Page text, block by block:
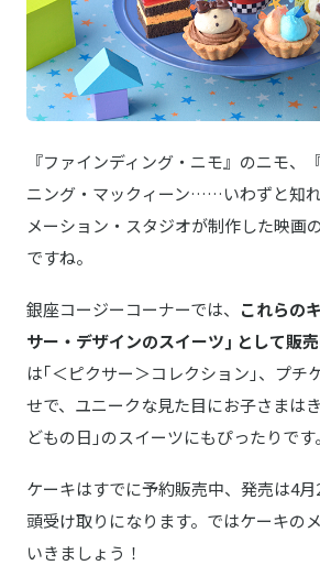
『ファインディング・ニモ』のニモ、
ニング・マックィーン……いわずと知
メーション・スタジオが制作した映画
ですね。
銀座コージーコーナーでは、 これらの
サー・デザインのスイーツ｣ として販
は｢＜ピクサー＞コレクション｣、プチ
せで、ユニークな見た目にお子さまは
どもの日｣のスイーツにもぴったりです。
ケーキはすでに予約販売中、発売は4
頭受け取りになります。ではケーキの
いきましょう！